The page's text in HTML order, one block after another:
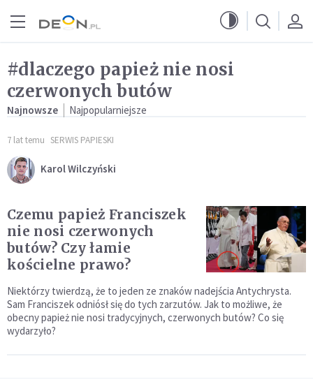
#dlaczego papież nie nosi
czerwonych butów
Najnowsze Najpopularniejsze
7 lat temu SERWIS PAPIESKI
Karol Wilczyński
Czemu papież Franciszek
nie nosi czerwonych
butów? Czy łamie
kościelne prawo?
Niektórzy twierdzą, że to jeden ze znaków nadejścia Antychrysta.
Sam Franciszek odniósł się do tych zarzutów. Jak to możliwe, że
obecny papież nie nosi tradycyjnych, czerwonych butów? Co się
wydarzyło?